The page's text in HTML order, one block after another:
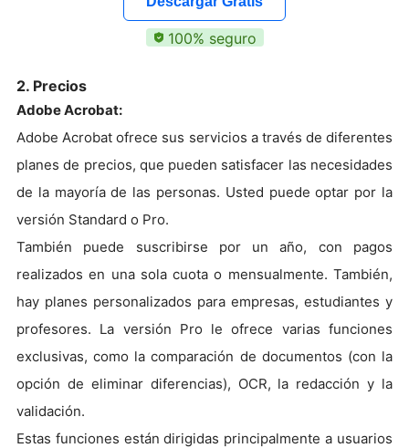
100% seguro
2. Precios
Adobe Acrobat:
Adobe Acrobat ofrece sus servicios a través de diferentes
planes de precios, que pueden satisfacer las necesidades
de la mayoría de las personas. Usted puede optar por la
versión Standard o Pro.
También puede suscribirse por un año, con pagos
realizados en una sola cuota o mensualmente. También,
hay planes personalizados para empresas, estudiantes y
profesores. La versión Pro le ofrece varias funciones
exclusivas, como la comparación de documentos (con la
opción de eliminar diferencias), OCR, la redacción y la
validación.
Estas funciones están dirigidas principalmente a usuarios